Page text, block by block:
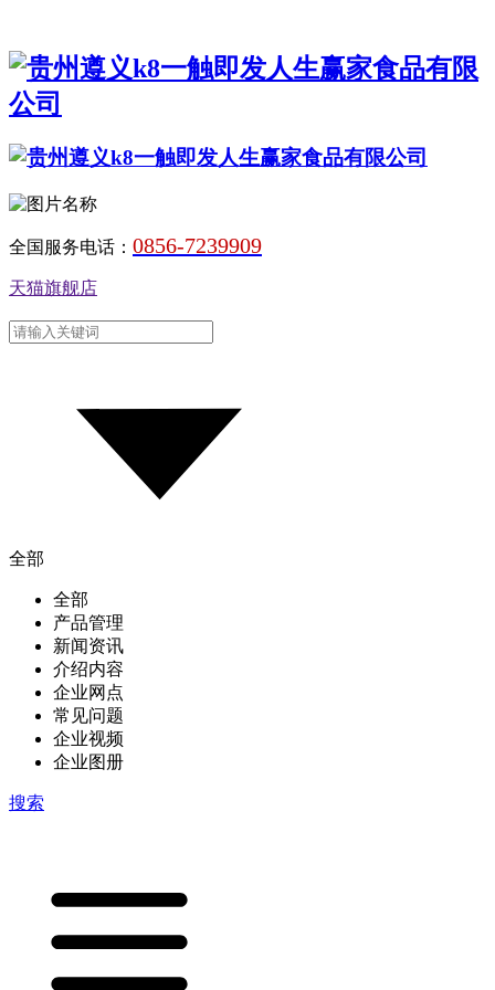
全国服务电话： 0856-7239909
天猫旗舰店
全部
全部
产品管理
新闻资讯
介绍内容
企业网点
常见问题
企业视频
企业图册
搜索